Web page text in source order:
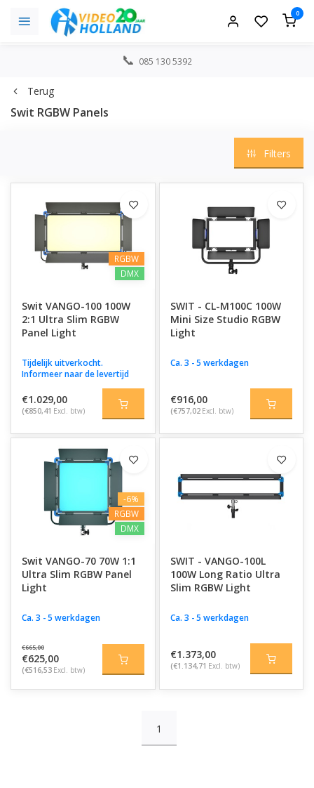
0
085 130 5392
Terug
Swit RGBW Panels
Filters
RGBW
DMX
Swit VANGO-100 100W
2:1 Ultra Slim RGBW
Panel Light
Tijdelijk uitverkocht.
Informeer naar de levertijd
€1.029,00
(€850,41 Excl. btw)
SWIT - CL-M100C 100W
Mini Size Studio RGBW
Light
Ca. 3 - 5 werkdagen
€916,00
(€757,02 Excl. btw)
-6%
RGBW
DMX
Swit VANGO-70 70W 1:1
Ultra Slim RGBW Panel
Light
Ca. 3 - 5 werkdagen
€665,00
€625,00
(€516,53 Excl. btw)
SWIT - VANGO-100L
100W Long Ratio Ultra
Slim RGBW Light
Ca. 3 - 5 werkdagen
€1.373,00
(€1.134,71 Excl. btw)
1